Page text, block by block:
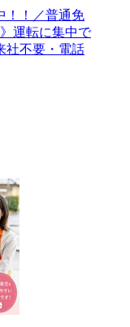
！！／普通免
運転に集中で
社不要・電話